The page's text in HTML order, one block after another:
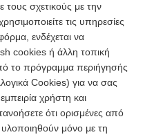
σχετικούς με την
τις υπηρεσίες
ενδέχεται να
cookies ή άλλη τοπική
το πρόγραμμα περιήγησής
Cookies) για να σας
χρήστη και
ότι ορισμένες από
μόνο με τη